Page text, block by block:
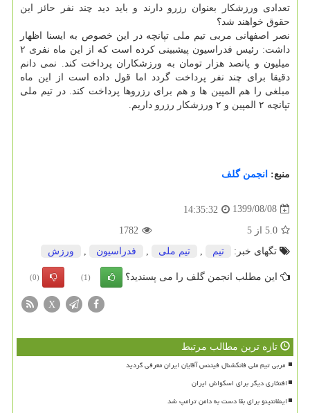
تعدادی ورزشکار بعنوان رزرو دارند و باید دید چند نفر حائز این
حقوق خواهند شد؟
نصر اصفهانی مربی تیم ملی تپانچه در این خصوص به ایسنا اظهار
داشت: رئیس فدراسیون پیشبینی کرده است که از این ماه نفری ۲
میلیون و پانصد هزار تومان به ورزشکاران پرداخت کند. نمی دانم
دقیقا برای چند نفر پرداخت گردد اما قول داده است از این ماه
مبلغی را هم المپین ها و هم برای رزروها پرداخت کند. در تیم ملی
تپانچه ۲ المپین و ۲ ورزشکار رزرو داریم.
منبع: انجمن گلف
1399/08/08
14:35:32
5.0 از 5
1782
تگهای خبر:
تیم تیم ملی فدراسیون ورزش
این مطلب انجمن گلف را می پسندید؟ (1)
(0)
X
تازه ترین مطالب مرتبط
افتخاری دیگر برای اسکواش ایران
اینفانتینو برای بقا دست به دامن ترامپ شد